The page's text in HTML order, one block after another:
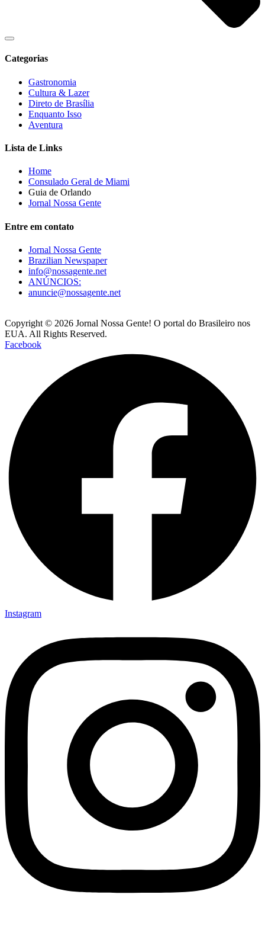
Categorias
Gastronomia
Cultura & Lazer
Direto de Brasília
Enquanto Isso
Aventura
Lista de Links
Home
Consulado Geral de Miami
Guia de Orlando
Jornal Nossa Gente
Entre em contato
Jornal Nossa Gente
Brazilian Newspaper
info@nossagente.net
ANÚNCIOS:
anuncie@nossagente.net
Copyright © 2026 Jornal Nossa Gente! O portal do Brasileiro nos
EUA. All Rights Reserved.
Facebook
Instagram